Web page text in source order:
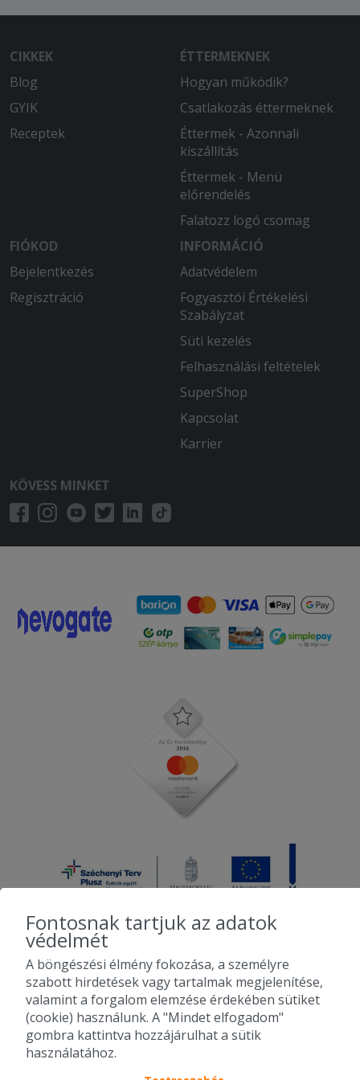
CIKKEK
Blog
GYIK
Receptek
ÉTTERMEKNEK
Hogyan működik?
Csatlakozás éttermeknek
Éttermek - Azonnali
kiszállítás
Éttermek - Menü
előrendelés
Falatozz logó csomag
FIÓKOD
Bejelentkezés
Regisztráció
INFORMÁCIÓ
Adatvédelem
Fogyasztói Értékelési
Szabályzat
Süti kezelés
Felhasználási feltételek
SuperShop
Kapcsolat
Karrier
KÖVESS MINKET
2010-2026 Copyright - Falatozz.hu - Diston-line Kft.
Pizza, gyros, hamburger, menük kedvező áron, egy helyen az összes
étterem ajánlata.
Fontosnak tartjuk az adatok
védelmét
A böngészési élmény fokozása, a személyre
szabott hirdetések vagy tartalmak megjelenítése,
valamint a forgalom elemzése érdekében sütiket
(cookie) használunk. A "Mindet elfogadom"
gombra kattintva hozzájárulhat a sütik
használatához.